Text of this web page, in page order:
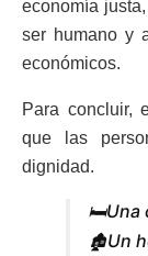
economía
ser humano y
económicos.
Para concluir,
que las
dignidad.
🛏️Una
🏚️Un